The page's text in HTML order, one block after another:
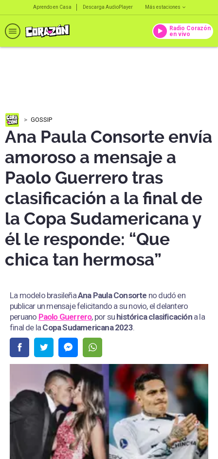
Aprendo en Casa Descarga AudioPlayer Más estaciones
Radio Corazón
en vivo
GOSSIP
Ana Paula Consorte envía
amoroso a mensaje a
Paolo Guerrero tras
clasificación a la final de
la Copa Sudamericana y
él le responde: “Que
chica tan hermosa”
La modelo brasileñaAna Paula Consorte no dudó en
publicar un mensaje felicitando a su novio, el delantero
peruano Paolo Guerrero, por su histórica clasificacióna la
final de la Copa Sudamericana 2023.